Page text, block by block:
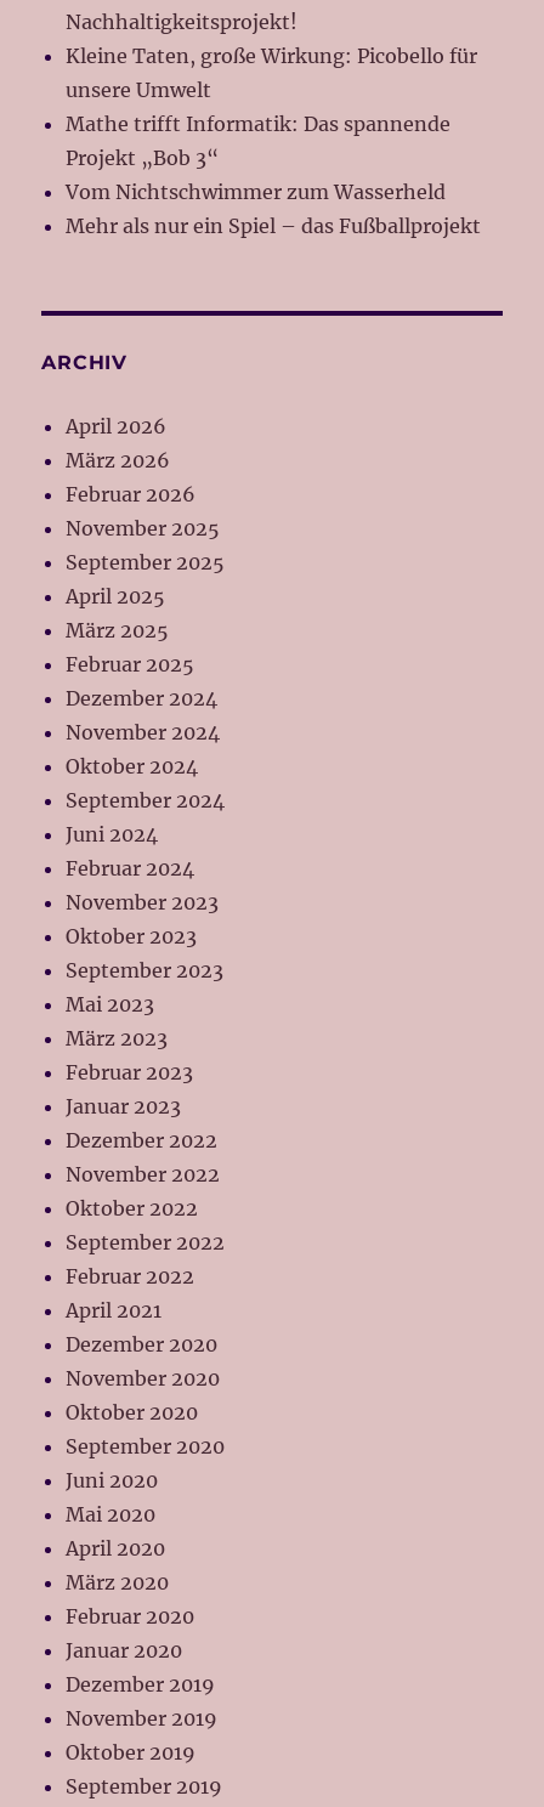
Nachhaltigkeitsprojekt!
Kleine Taten, große Wirkung: Picobello für
unsere Umwelt
Mathe trifft Informatik: Das spannende
Projekt „Bob 3“
Vom Nichtschwimmer zum Wasserheld
Mehr als nur ein Spiel – das Fußballprojekt
ARCHIV
April 2026
März 2026
Februar 2026
November 2025
September 2025
April 2025
März 2025
Februar 2025
Dezember 2024
November 2024
Oktober 2024
September 2024
Juni 2024
Februar 2024
November 2023
Oktober 2023
September 2023
Mai 2023
März 2023
Februar 2023
Januar 2023
Dezember 2022
November 2022
Oktober 2022
September 2022
Februar 2022
April 2021
Dezember 2020
November 2020
Oktober 2020
September 2020
Juni 2020
Mai 2020
April 2020
März 2020
Februar 2020
Januar 2020
Dezember 2019
November 2019
Oktober 2019
September 2019